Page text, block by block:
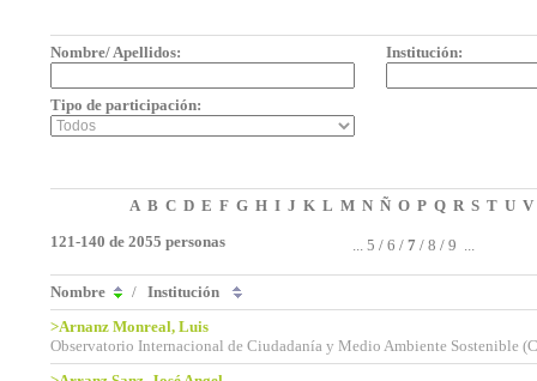
Nombre/ Apellidos: Institución:
Tipo de participación:
A B C D E F G H I J K L M N Ñ O P Q R S T U V
121-140 de 2055 personas
... 5 / 6 / 7 / 8 / 9 ...
Nombre / Institución
>Arnanz Monreal, Luis
Observatorio Internacional de Ciudadanía y Medio Ambiente Sostenible